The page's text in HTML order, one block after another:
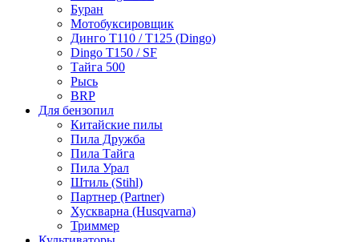
Буран
Мотобуксировщик
Динго T110 / T125 (Dingo)
Dingo T150 / SF
Тайга 500
Рысь
BRP
Для бензопил
Китайские пилы
Пила Дружба
Пила Тайга
Пила Урал
Штиль (Stihl)
Партнер (Partner)
Хускварна (Husqvarna)
Триммер